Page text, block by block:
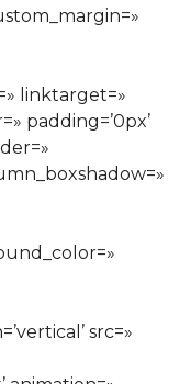
linktarget=»
padding=’0px’
src=»